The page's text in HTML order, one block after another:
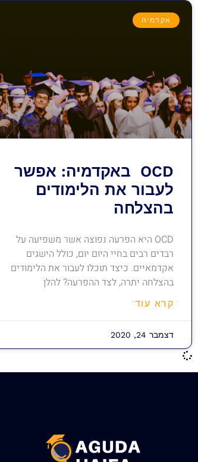
אקדמיה
OCD באקדמיה: אפשר
לעבור את הלימודים
בהצלחה
OCD היא הפרעה נפוצה אשר משפיעה על
רבדים רבים בחיי היום יום, כולל הישגים
אקדמאיים. כיצד תוכלו לעבור את הלימודים
בהצלחה יתרה, לצד ההפרעה? להלן
קרא עוד
דצמבר 24, 2020